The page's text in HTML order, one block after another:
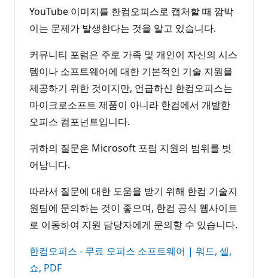
YouTube 이미지를 한컴오피스로 캡처할 때 깜박
이는 문제가 발생한다는 것을 알고 있습니다.
커뮤니티 포럼은 주로 가족 및 개인이 자신의 시스
템이나 소프트웨어에 대한 기본적인 기술 지원을
제공하기 위한 것이지만, 언급하신 한컴오피스는
마이크로소프트 제품이 아니라 한컴에서 개발한
오피스 컴포넌트입니다.
귀하의 질문은 Microsoft 포럼 지원의 범위를 벗
어납니다.
따라서 질문에 대한 도움을 받기 위해 한컴 기술지
원팀에 문의하는 것이 좋으며, 한컴 공식 웹사이트
로 이동하여 지원 담당자에게 문의할 수 있습니다.
한컴오피스 - 무료 오피스 소프트웨어 | 워드, 셀,
쇼, PDF